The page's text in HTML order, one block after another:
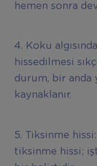
hemen sonra
4. Koku
hissedilmesi
durum, bir anda
kaynaklanır.
5. Tiksinme
tiksinme hissi;